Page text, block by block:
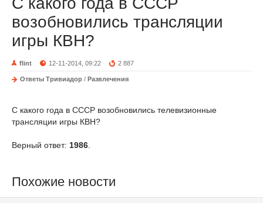
возобновились трансляции
игры КВН?
flint 12-11-2014, 09:22 2 887
Ответы Тривиадор / Развлечения
С какого года в СССР возобновились телевизионные
трансляции игры КВН?
Верный ответ: 1986
Похожие новости